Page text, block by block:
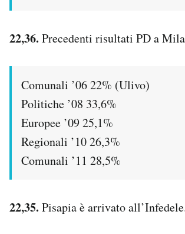
22,36. Precedenti risultati PD a
Comunali ’06 22% (Ulivo)
Politiche ’08 33,6%
Europee ’09 25,1%
Regionali ’10 26,3%
Comunali ’11 28,5%
22,35. Pisapia è arrivato